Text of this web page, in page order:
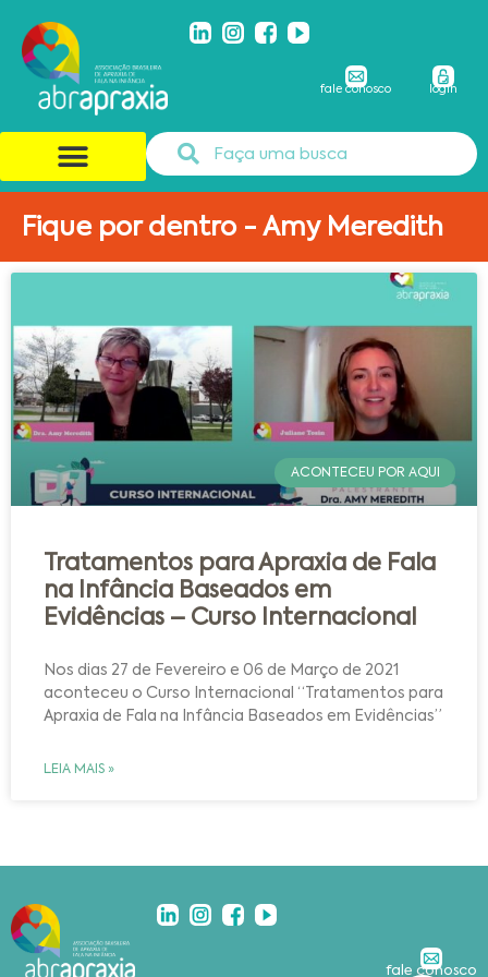
fale conosco login
Fique por dentro - Amy Meredith
ACONTECEU POR AQUI
Tratamentos para Apraxia de Fala
na Infância Baseados em
Evidências – Curso Internacional
Nos dias 27 de Fevereiro e 06 de Março de 2021
aconteceu o Curso Internacional “Tratamentos para
Apraxia de Fala na Infância Baseados em Evidências”
LEIA MAIS »
fale conosco